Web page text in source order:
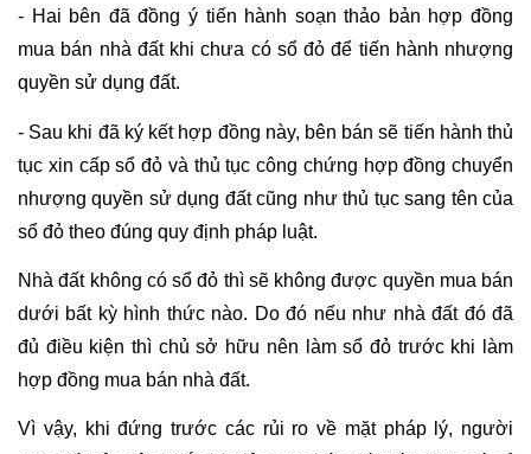
- Hai bên đã đồng ý tiến hành soạn thảo bản hợp đồng
mua bán nhà đất khi chưa có sổ đỏ để tiến hành nhượng
quyền sử dụng đất.
- Sau khi đã ký kết hợp đồng này, bên bán sẽ tiến hành thủ
tục xin cấp sổ đỏ và thủ tục công chứng hợp đồng chuyển
nhượng quyền sử dụng đất cũng như thủ tục sang tên của
sổ đỏ theo đúng quy định pháp luật.
Nhà đất không có sổ đỏ thì sẽ không được quyền mua bán
dưới bất kỳ hình thức nào. Do đó nếu như nhà đất đó đã
đủ điều kiện thì chủ sở hữu nên làm sổ đỏ trước khi làm
hợp đồng mua bán nhà đất.
Vì vậy, khi đứng trước các rủi ro về mặt pháp lý, người